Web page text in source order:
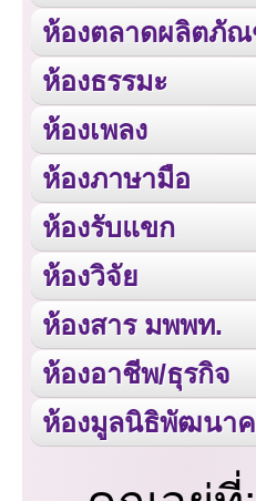
ห้องตลาดผลิตภั
ห้องธรรมะ
ห้องเพลง
ห้องภาษามือ
ห้องรับแขก
ห้องวิจัย
ห้องสาร มพพท.
ห้องอาชีพ/ธุรกิจ
ห้องมูลนิธิพัฒนา